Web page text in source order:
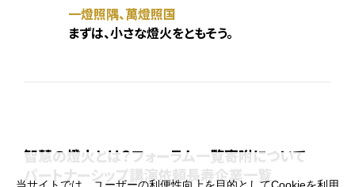
一燈照隅、萬燈照国
まずは、小さな燈火をともそう。
智慧の燈火とは？フォーラム一覧寄附について
パートナーシップ講演依頼長寿企業一覧